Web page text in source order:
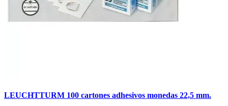
LEUCHTTURM 100 cartones adhesivos monedas 22,5 mm.